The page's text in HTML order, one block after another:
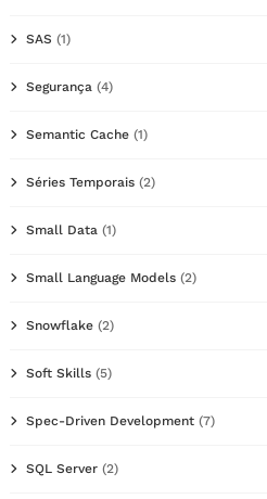
SAS (1)
Segurança (4)
Semantic Cache (1)
Séries Temporais (2)
Small Data (1)
Small Language Models (2)
Snowflake (2)
Soft Skills (5)
Spec-Driven Development (7)
SQL Server (2)